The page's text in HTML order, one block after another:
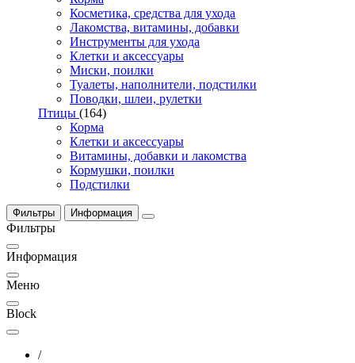
Косметика, средства для ухода
Лакомства, витамины, добавки
Инструменты для ухода
Клетки и аксессуары
Миски, поилки
Туалеты, наполнители, подстилки
Поводки, шлеи, рулетки
Птицы (164)
Корма
Клетки и аксессуары
Витамины, добавки и лакомства
Кормушки, поилки
Подстилки
Фильтры Информация
Фильтры
Информация
Меню
Block
/